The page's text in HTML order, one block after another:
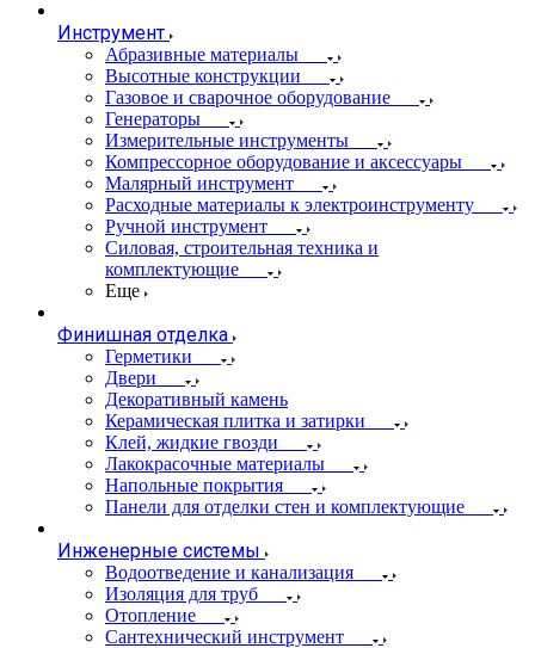
Инструмент
Абразивные материалы
Высотные конструкции
Газовое и сварочное оборудование
Генераторы
Измерительные инструменты
Компрессорное оборудование и аксессуары
Малярный инструмент
Расходные материалы к электроинструменту
Ручной инструмент
Силовая, строительная техника и
комплектующие
Еще
Финишная отделка
Герметики
Двери
Декоративный камень
Керамическая плитка и затирки
Клей, жидкие гвозди
Лакокрасочные материалы
Напольные покрытия
Панели для отделки стен и комплектующие
Инженерные системы
Водоотведение и канализация
Изоляция для труб
Отопление
Сантехнический инструмент